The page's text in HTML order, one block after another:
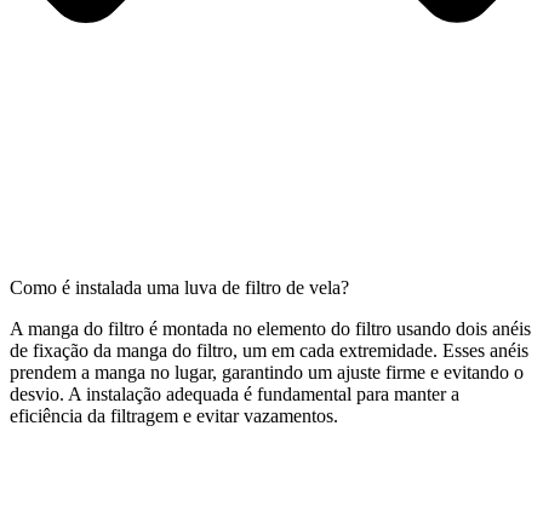
Como é instalada uma luva de filtro de vela?
A manga do filtro é montada no elemento do filtro usando dois anéis
de fixação da manga do filtro, um em cada extremidade. Esses anéis
prendem a manga no lugar, garantindo um ajuste firme e evitando o
desvio. A instalação adequada é fundamental para manter a
eficiência da filtragem e evitar vazamentos.